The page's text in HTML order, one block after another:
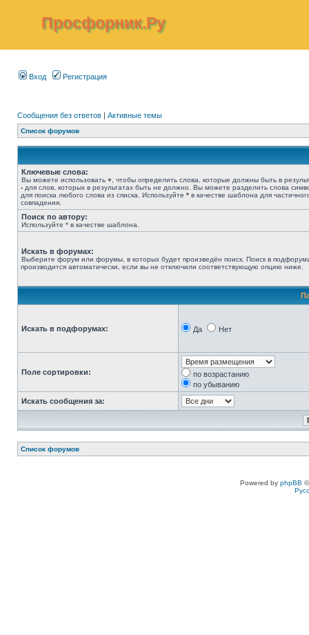
Просфорник.Ру
Вход Регистрация
Сообщения без ответов | Активные темы
Список форумов
Ключевые слова:
Вы можете использовать + , чтобы определить слова, которые должны быть в
- для слов, которых в результатах быть не должно. Вы можете разделить слова
для поиска любого слова из списка. Используйте * в качестве шаблона для
совпадения.
Поиск по автору:
Используйте * в качестве шаблона.
Искать в форумах:
Выберите форум или форумы, в которых будет произведён поиск. Поиск в
производится автоматически, если вы не отключили соответствующую опцию ниже.
Искать в подфорумах: Да Нет
Поле сортировки:
по возрастанию
по убыванию
Искать сообщения за:
Список форумов
Powered by phpBB